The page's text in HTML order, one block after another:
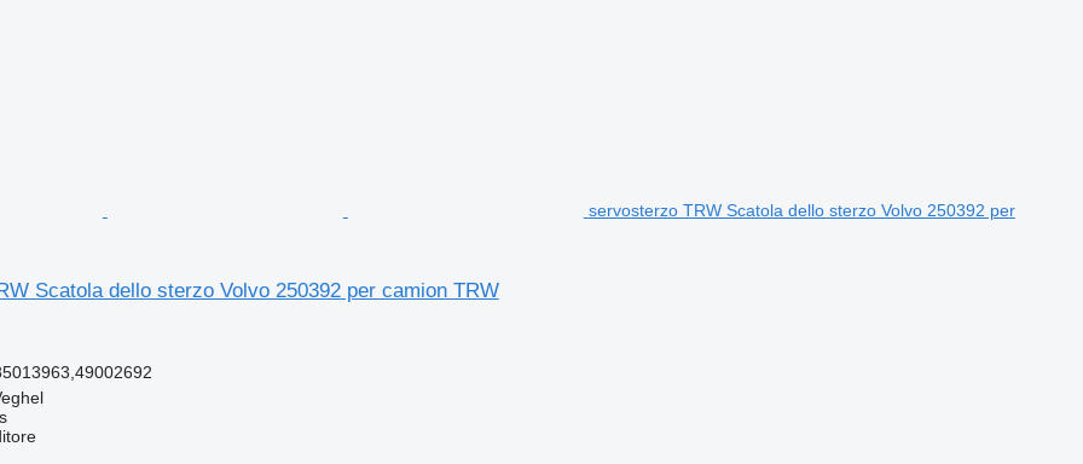
servosterzo TRW Scatola dello sterzo Volvo 250392 per
Scatola dello sterzo Volvo 250392 per camion TRW